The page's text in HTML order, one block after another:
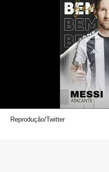
Reprodução/Twitter